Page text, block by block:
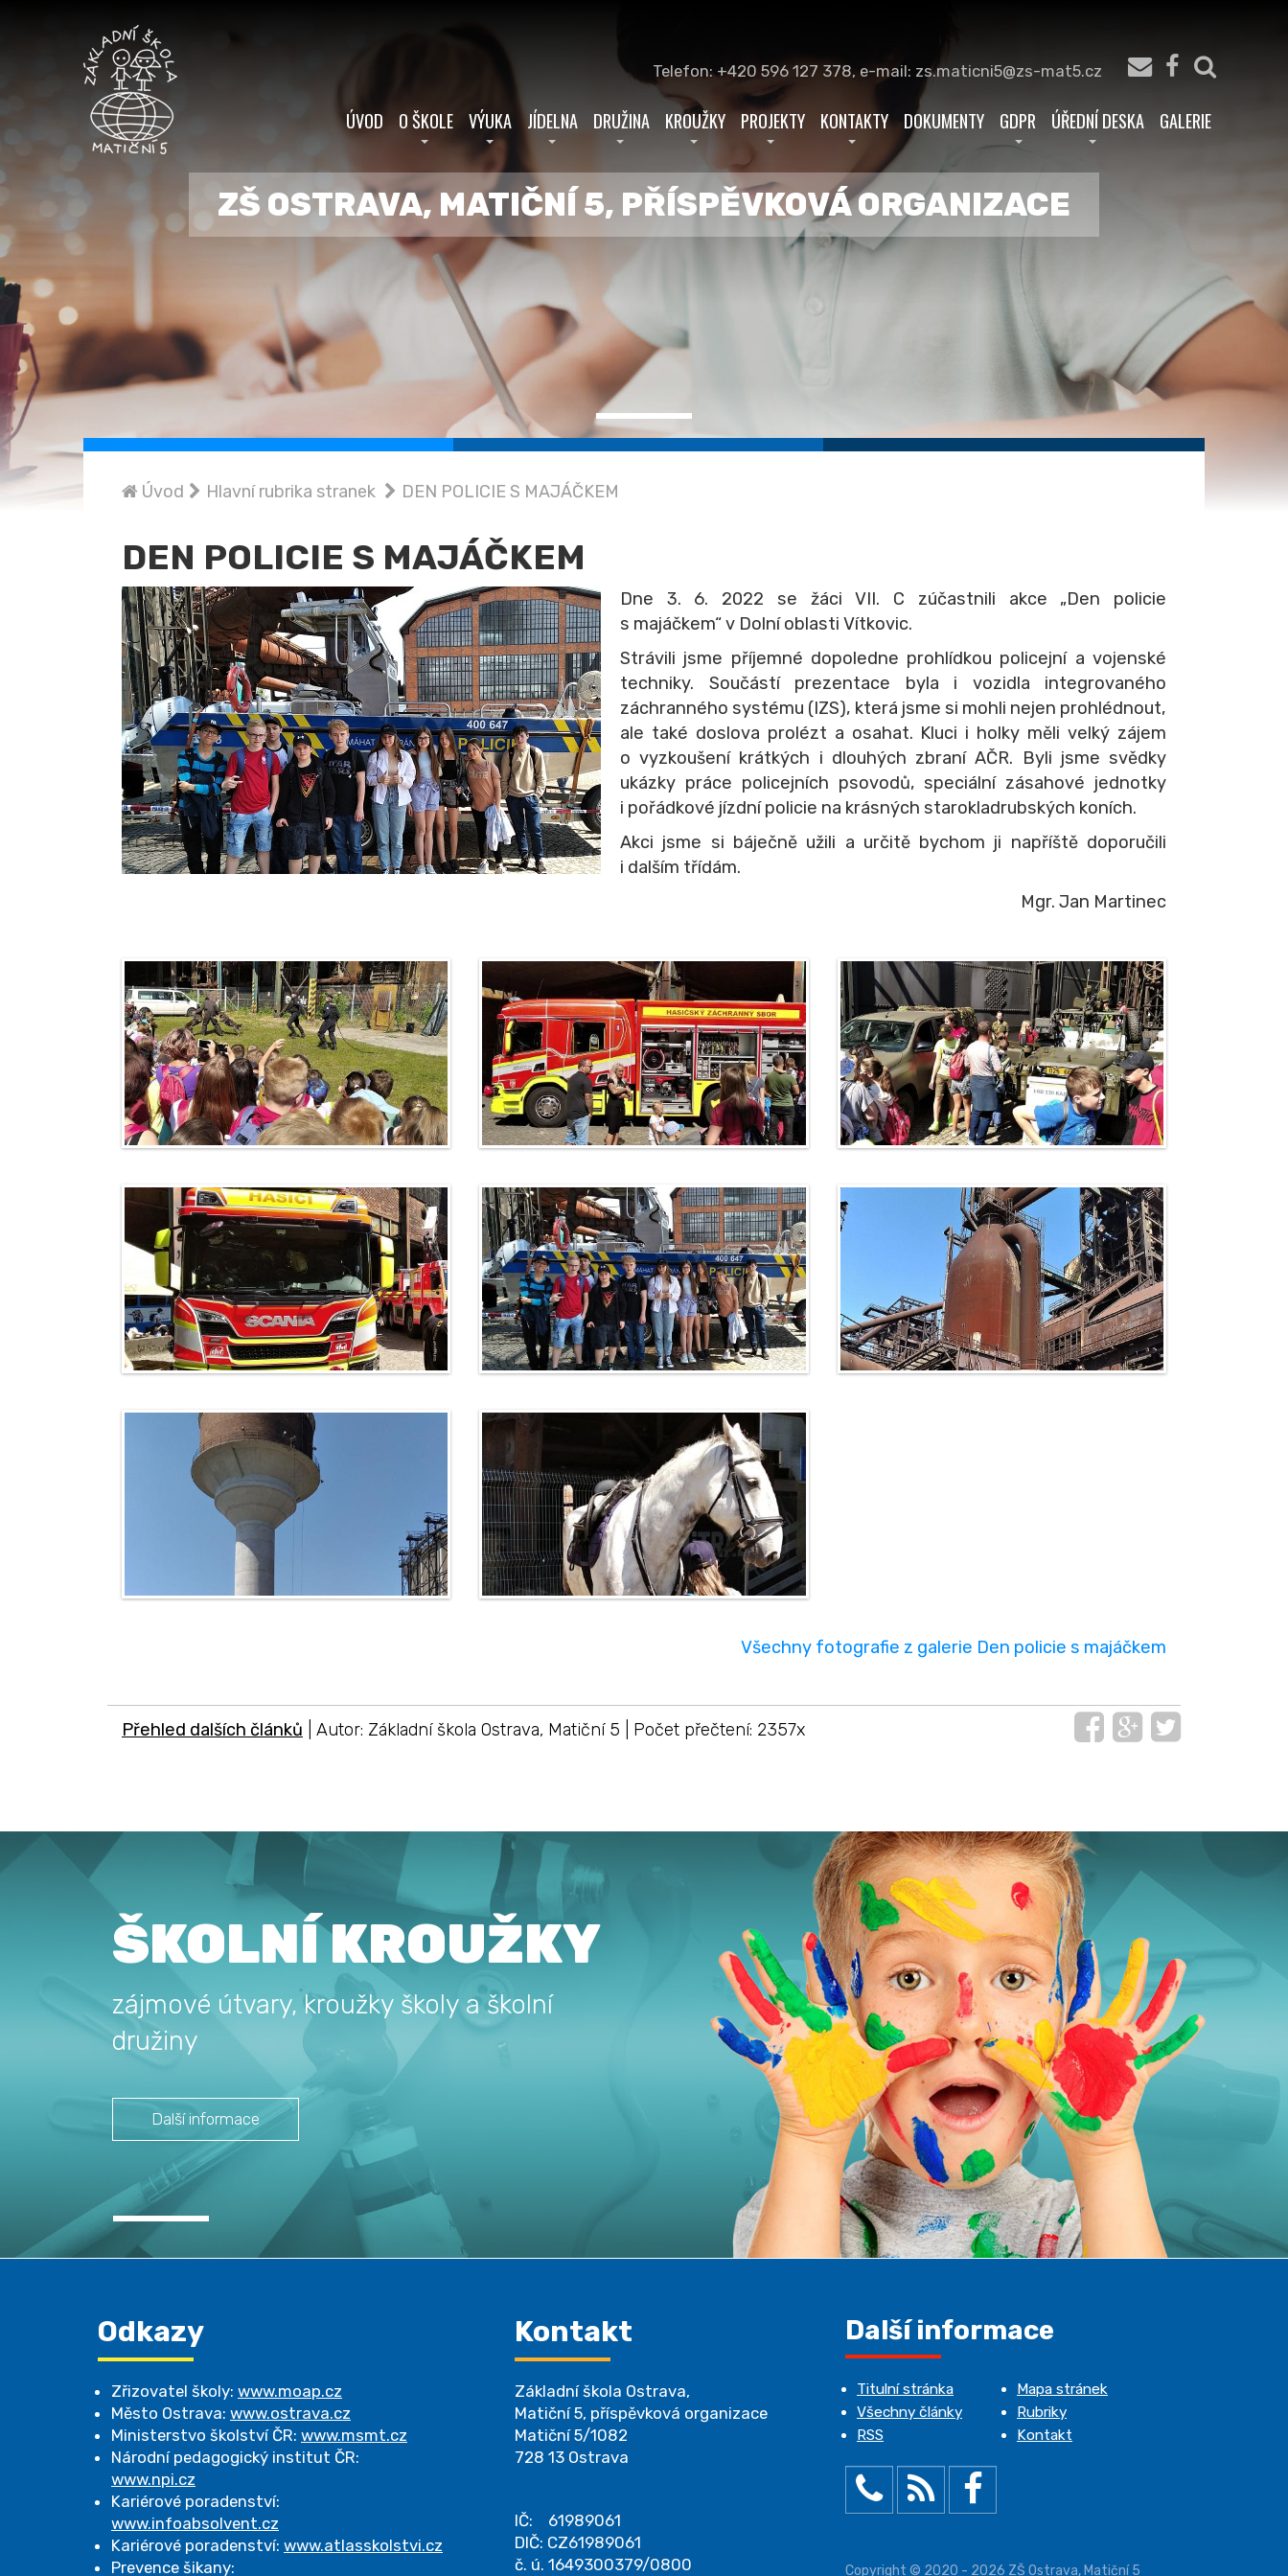
Telefon: +420 596 127 378, e-mail: zs.maticni5@zs-mat5.cz
ÚVOD O ŠKOLE VÝUKA JÍDELNA DRUŽINA KROUŽKY PROJEKTY KONTAKTY DOKUMENTY GDPR ÚŘEDNÍ DESKA GALERIE
ZŠ OSTRAVA, MATIČNÍ 5, PŘÍSPĚVKOVÁ ORGANIZACE
Úvod Hlavní rubrika stranek DEN POLICIE S MAJÁČKEM
DEN POLICIE S MAJÁČKEM
Dne 3. 6. 2022 se žáci VII. C zúčastnili akce „Den policie
s majáčkem“ v Dolní oblasti Vítkovic.
Strávili jsme příjemné dopoledne prohlídkou policejní a vojenské
techniky. Součástí prezentace byla i vozidla integrovaného
záchranného systému (IZS), která jsme si mohli nejen prohlédnout,
ale také doslova prolézt a osahat. Kluci i holky měli velký zájem
o vyzkoušení krátkých i dlouhých zbraní AČR. Byli jsme svědky
ukázky práce policejních psovodů, speciální zásahové jednotky
i pořádkové jízdní policie na krásných starokladrubských koních.
Akci jsme si báječně užili a určitě bychom ji napříště doporučili
i dalším třídám.
Mgr. Jan Martinec
Všechny fotografie z galerie Den policie s majáčkem
Přehled dalších článků | Autor: Základní škola Ostrava, Matiční 5 | Počet přečtení: 2357x
ŠKOLNÍ KROUŽKY
zájmové útvary, kroužky školy a školní
družiny
Další informace
Odkazy
Zřizovatel školy: www.moap.cz
Město Ostrava: www.ostrava.cz
Ministerstvo školství ČR: www.msmt.cz
Národní pedagogický institut ČR:
www.npi.cz
Kariérové poradenství:
www.infoabsolvent.cz
Kariérové poradenství: www.atlasskolstvi.cz
Prevence šikany:
Kontakt
Základní škola Ostrava,
Matiční 5, příspěvková organizace
Matiční 5/1082
728 13 Ostrava
IČ: 61989061
DIČ: CZ61989061
č. ú. 1649300379/0800
Další informace
Titulní stránka
Mapa stránek
Všechny články
Rubriky
RSS
Kontakt
Copyright © 2020 - 2026 ZŠ Ostrava, Matiční 5